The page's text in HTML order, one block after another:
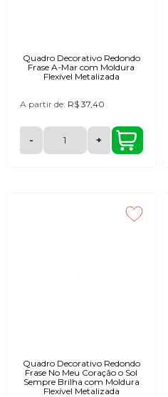
Quadro Decorativo Redondo
Frase A-Mar com Moldura
Flexível Metalizada
A partir de: R$ 37,40
- +
Quadro Decorativo Redondo
Frase No Meu Coração o Sol
Sempre Brilha com Moldura
Flexível Metalizada